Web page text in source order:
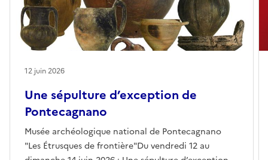
Une sépulture d’exception de
Pontecagnano
Musée archéologique national de Pontecagnano
"Les Étrusques de frontière"Du vendredi 12 au
12 juin 2026